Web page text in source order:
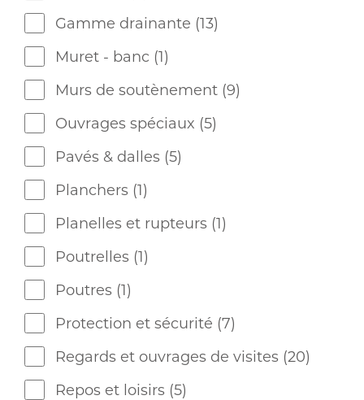
Gamme drainante (13)
Muret - banc (1)
Murs de soutènement (9)
Ouvrages spéciaux (5)
Pavés & dalles (5)
Planchers (1)
Planelles et rupteurs (1)
Poutrelles (1)
Poutres (1)
Protection et sécurité (7)
Regards et ouvrages de visites (20)
Repos et loisirs (5)